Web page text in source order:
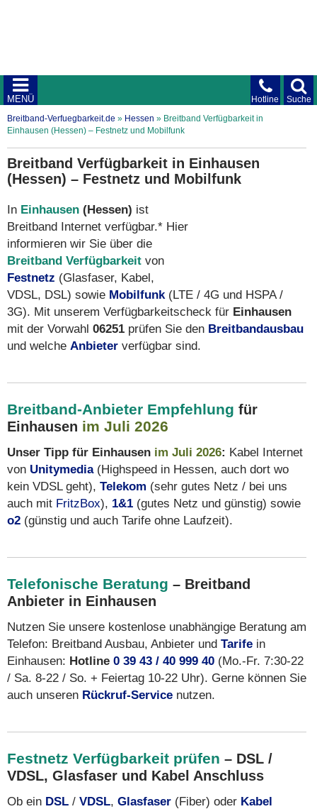
Suche
Hotline
MENÜ
Breitband-Verfuegbarkeit.de » Hessen » Breitband Verfügbarkeit in
Einhausen (Hessen) – Festnetz und Mobilfunk
Breitband Verfügbarkeit in Einhausen
(Hessen) – Festnetz und Mobilfunk
In Einhausen (Hessen) ist
Breitband Internet verfügbar.* Hier
informieren wir Sie über die
Breitband Verfügbarkeit von
Festnetz (Glasfaser, Kabel,
VDSL, DSL) sowie Mobilfunk(LTE / 4G und HSPA /
3G). Mit unserem Verfügbarkeitscheck für Einhausen
mit der Vorwahl 06251 prüfen Sie den Breitbandausbau
und welche Anbieter verfügbar sind.
Breitband-Anbieter Empfehlung für
Einhausen im Juli 2026
Unser Tipp für Einhausen im Juli 2026: Kabel Internet
von Unitymedia(Highspeed in Hessen, auch dort wo
kein VDSL geht), Telekom (sehr gutes Netz / bei uns
auch mit FritzBox), 1&1 (gutes Netz und günstig) sowie
o2 (günstig und auch Tarife ohne Laufzeit).
Telefonische Beratung – Breitband
Anbieter in Einhausen
Nutzen Sie unsere kostenlose unabhängige Beratung am
Telefon: Breitband Ausbau, Anbieter und Tarife in
Einhausen: Hotline 0 39 43 / 40 999 40 (Mo.-Fr. 7:30-22
/ Sa. 8-22 / So. + Feiertag 10-22 Uhr). Gerne können Sie
auch unseren Rückruf-Service nutzen.
Festnetz Verfügbarkeit prüfen – DSL /
VDSL, Glasfaser und Kabel Anschluss
Ob ein DSL / VDSL, Glasfaser (Fiber) oder Kabel